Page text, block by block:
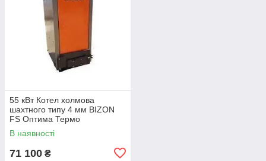
55 кВт Котел холмова
шахтного типу 4 мм BIZON
FS Оптима Термо
В наявності
71 100 ₴